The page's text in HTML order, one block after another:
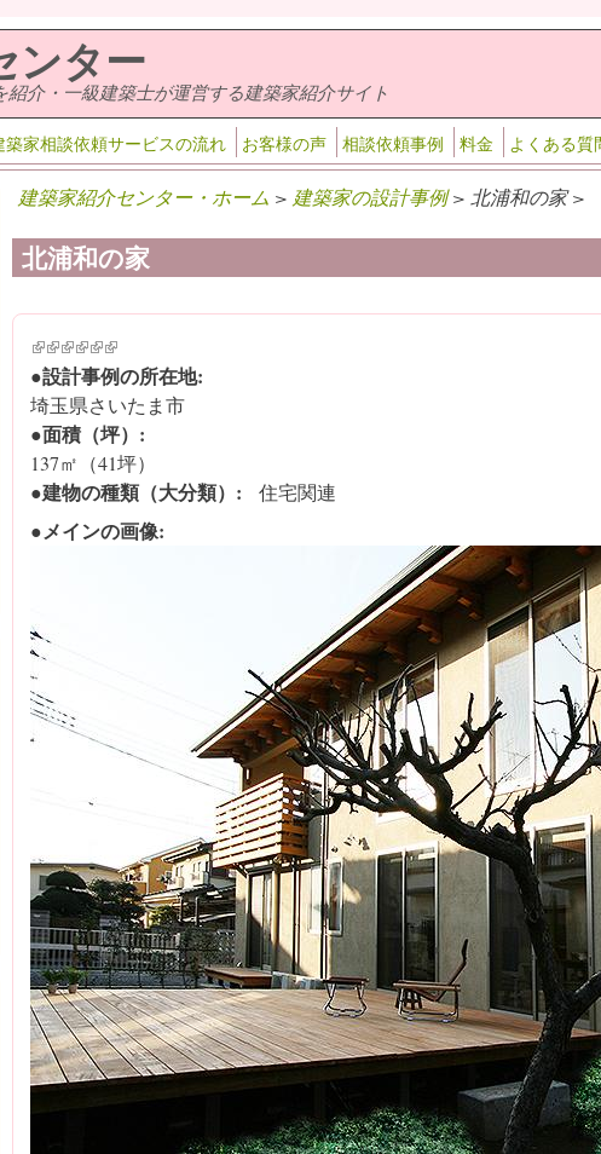
ンター
介・一級建築士が運営する建築家紹介サイト
築家相談依頼サービスの流れ お客様の声 相談依頼事例 料金 よくある質
建築家紹介センター・ホーム > 建築家の設計事例> 北浦和の家 >
北浦和の家
(link is external)
(link is external)
(link is external)
(link is external)
(link is external)
(link is external)
●設計事例の所在地:
埼玉県さいたま市
●面積（坪）:
137㎡（41坪）
●建物の種類（大分類）: 住宅関連
●メインの画像: